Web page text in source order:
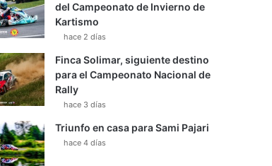
del Campeonato de Invierno de
Kartismo
hace 2 días
Finca Solimar, siguiente destino
para el Campeonato Nacional de
Rally
hace 3 días
Triunfo en casa para Sami Pajari
hace 4 días